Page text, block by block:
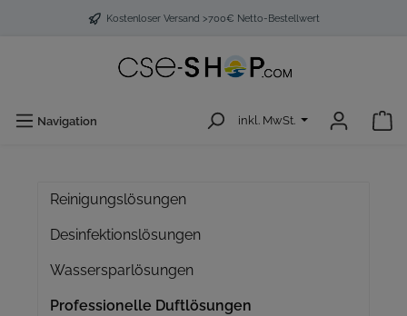
Kostenloser Versand >700€ Netto-Bestellwert
Navigation inkl. MwSt.
Reinigungslösungen
Desinfektionslösungen
Wassersparlösungen
Professionelle Duftlösungen